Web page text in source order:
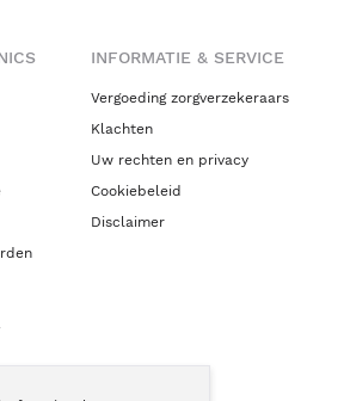
INFORMATIE & SERVICE
Vergoeding zorgverzekeraars
Klachten
Uw rechten en privacy
Cookiebeleid
Disclaimer